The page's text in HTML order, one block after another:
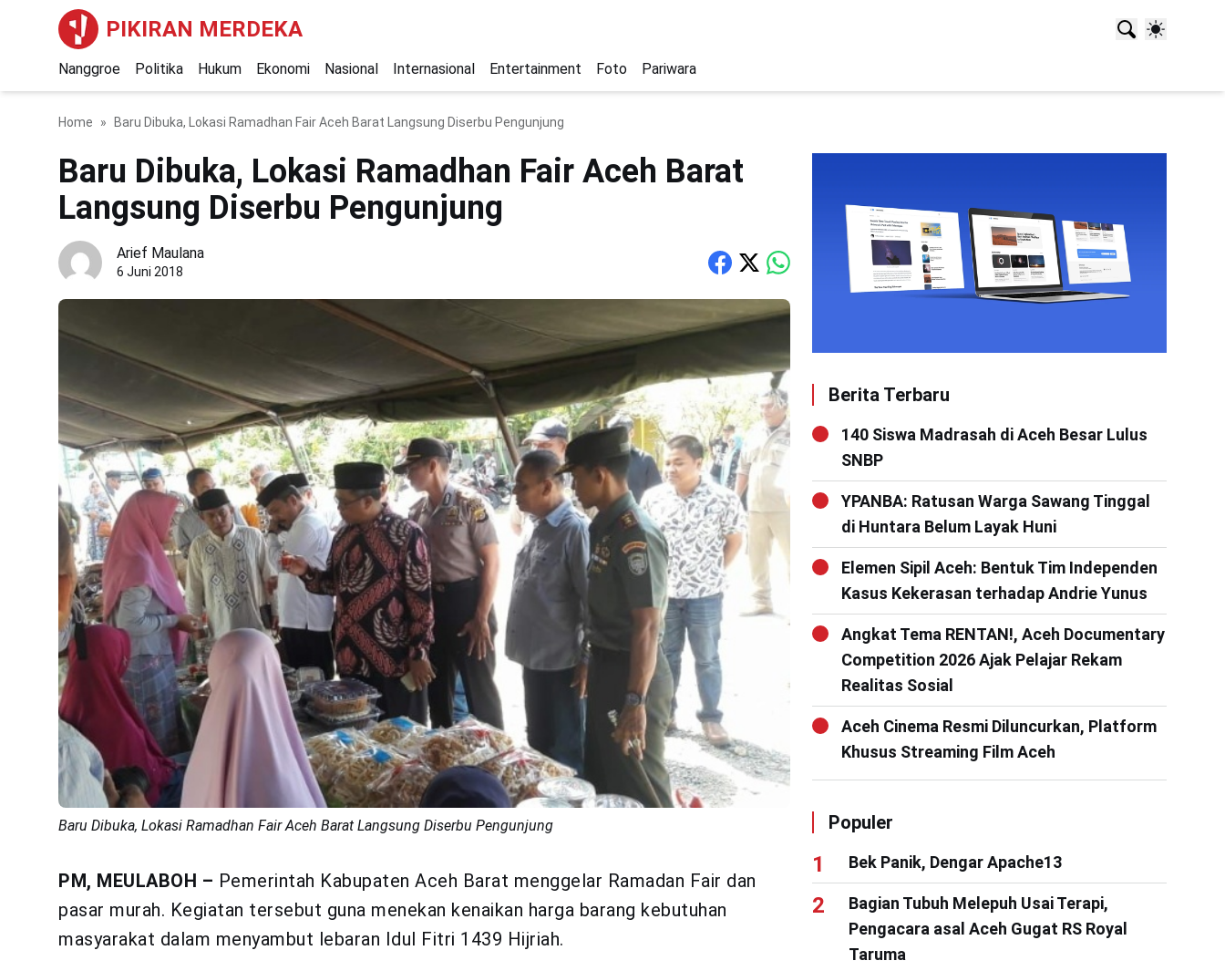
PIKIRAN MERDEKA
Nanggroe Politika Hukum Ekonomi Nasional Internasional Entertainment Foto Pariwara
Home Baru Dibuka, Lokasi Ramadhan Fair Aceh Barat Langsung Diserbu Pengunjung
Baru Dibuka, Lokasi Ramadhan Fair Aceh Barat
Langsung Diserbu Pengunjung
Arief Maulana
6 Juni 2018
Baru Dibuka, Lokasi Ramadhan Fair Aceh Barat Langsung Diserbu Pengunjung
PM, MEULABOH – Pemerintah Kabupaten Aceh Barat menggelar Ramadan Fair dan
pasar murah. Kegiatan tersebut guna menekan kenaikan harga barang kebutuhan
masyarakat dalam menyambut lebaran Idul Fitri 1439 Hijriah.
Berita Terbaru
140 Siswa Madrasah di Aceh Besar Lulus
SNBP
YPANBA: Ratusan Warga Sawang Tinggal
di Huntara Belum Layak Huni
Elemen Sipil Aceh: Bentuk Tim Independen
Kasus Kekerasan terhadap Andrie Yunus
Angkat Tema RENTAN!, Aceh Documentary
Competition 2026 Ajak Pelajar Rekam
Realitas Sosial
Aceh Cinema Resmi Diluncurkan, Platform
Khusus Streaming Film Aceh
Populer
Bek Panik, Dengar Apache13
Bagian Tubuh Melepuh Usai Terapi,
Pengacara asal Aceh Gugat RS Royal
Taruma